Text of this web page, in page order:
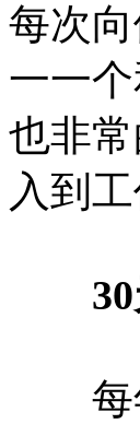
每次
一一
也非
入到
每年